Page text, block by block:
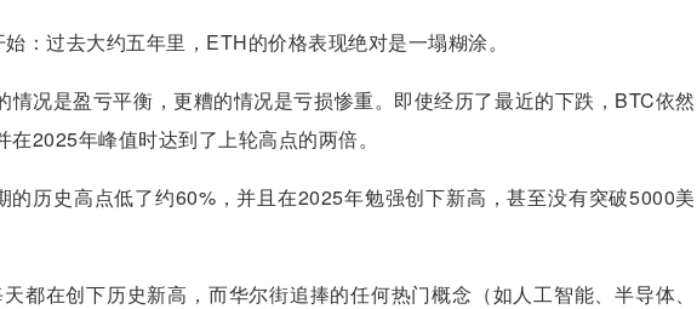
：过去大约五年里，ETH的价格表现绝对是一塌糊涂。
情况是盈亏平衡，更糟的情况是亏损惨重。即使经历了最近的下跌，BTC依然
2025年峰值时达到了上轮高点的两倍。
历史高点低了约60%，并且在2025年勉强创下新高，甚至没有突破5000美
都在创下历史新高，而华尔街追捧的任何热门概念（如人工智能、半导体、